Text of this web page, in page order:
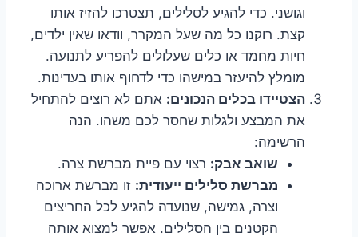
וגושני. כדי להגיע לסלילים, תצטרכו להזיז אותו
קצת. רוקנו כל מה שעל המקרר, וודאו שאין ילדים,
חיות מחמד או כלים שעלולים להפריע לתנועה.
מומלץ להיעזר במישהו כדי לדחוף אותו בעדינות.
הצטיידו בכלים הנכונים: אתם לא רוצים להתחיל
את המבצע ולגלות שחסר לכם משהו. הנה
הרשימה:
שואב אבק: רצוי עם פיית מברשת צרה.
מברשת סלילים ייעודית: זו מברשת ארוכה
וצרה, גמישה, שנועדה להגיע לכל החריצים
הקטנים בין הסלילים. אפשר למצוא אותה